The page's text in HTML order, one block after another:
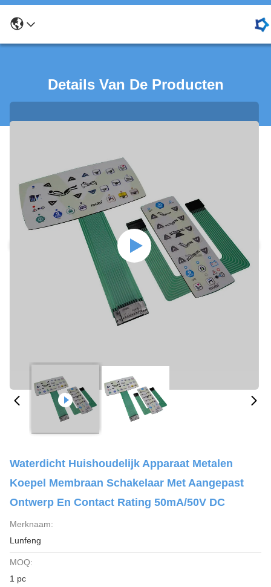
Details Van De Producten
Waterdicht Huishoudelijk Apparaat Metalen
Koepel Membraan Schakelaar Met Aangepast
Ontwerp En Contact Rating 50mA/50V DC
Merknaam:
Lunfeng
MOQ:
1 pc